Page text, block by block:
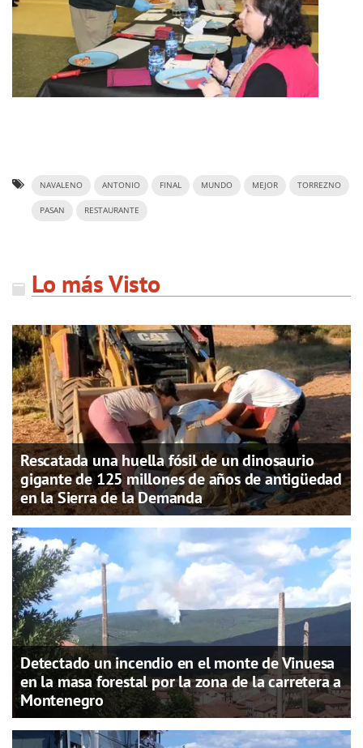
NAVALENO ANTONIO FINAL MUNDO MEJOR TORREZNO
PASAN RESTAURANTE
Lo más Visto
Rescatada una huella fósil de un dinosaurio
gigante de 125 millones de años de antigüedad
en la Sierra de la Demanda
Detectado un incendio en el monte de Vinuesa
en la masa forestal por la zona de la carretera a
Montenegro